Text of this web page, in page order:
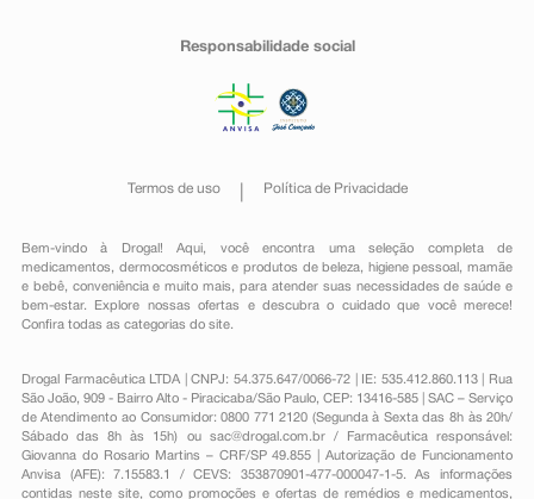
Responsabilidade social
Termos de uso Política de Privacidade
Bem-vindo à Drogal! Aqui, você encontra uma seleção completa de
medicamentos , dermocosméticos e produtos de beleza, higiene pessoal ,mamãe
e bebê, conveniênciae muito mais, para atender suas necessidades de saúde e
bem-estar. Explore nossas ofertas e descubra o cuidado que você merece!
Confira todas as categorias do site.
Drogal Farmacêutica LTDA | CNPJ: 54.375.647/0066-72 | IE: 535.412.860.113 | Rua
São João, 909 - Bairro Alto - Piracicaba/São Paulo, CEP: 13416-585 | SAC – Serviço
de Atendimento ao Consumidor: 0800 771 2120 (Segunda à Sexta das 8h às 20h/
Sábado das 8h às 15h) ou sac@drogal.com.br/ Farmacêutica responsável:
Giovanna do Rosario Martins – CRF/SP 49.855 | Autorização de Funcionamento
Anvisa (AFE): 7.15583.1 / CEVS: 353870901-477-000047-1-5. As informações
contidas neste site, como promoções e ofertas de remédios e medicamentos,